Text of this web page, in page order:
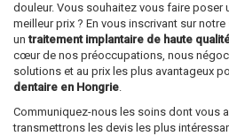
douleur. Vous souhaitez vous faire poser
meilleur prix ? En vous inscrivant sur
untraitement implantaire de haute
cœur de nos préoccupations, nous
solutions et au prix les plus avantageux
dentaire en Hongrie.
Communiquez-nous les soins dont vous
transmettrons les devis les plus